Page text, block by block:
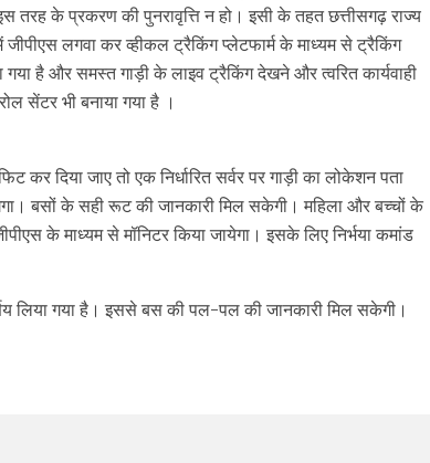
तरह के प्रकरण की पुनरावृत्ति न हो। इसी के तहत छत्तीसगढ़ राज्य
जीपीएस लगवा कर व्हीकल ट्रैकिंग प्लेटफार्म के माध्यम से ट्रैकिंग
है और समस्त गाड़ी के लाइव ट्रैकिंग देखने और त्वरित कार्यवाही
सेंटर भी बनाया गया है ।
कर दिया जाए तो एक निर्धारित सर्वर पर गाड़ी का लोकेशन पता
बसों के सही रूट की जानकारी मिल सकेगी। महिला और बच्चों के
के माध्यम से मॉनिटर किया जायेगा। इसके लिए निर्भया कमांड
लिया गया है। इससे बस की पल-पल की जानकारी मिल सकेगी।